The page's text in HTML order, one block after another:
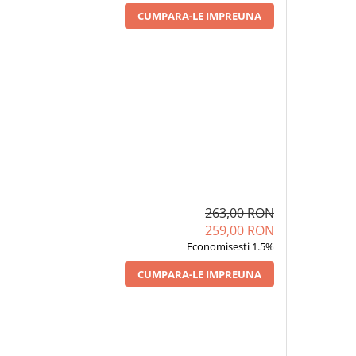
CUMPARA-LE IMPREUNA
263,00 RON
259,00 RON
Economisesti 1.5%
CUMPARA-LE IMPREUNA